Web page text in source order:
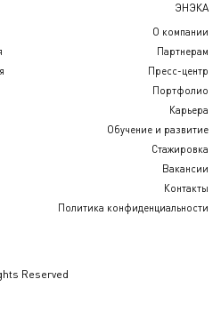
ЭНЭКА
О компании
Партнерам
Пресс-центр
Портфолио
Карьера
Обучение и развитие
Стажировка
Вакансии
Контакты
Политика конфиденциальности
Reserved